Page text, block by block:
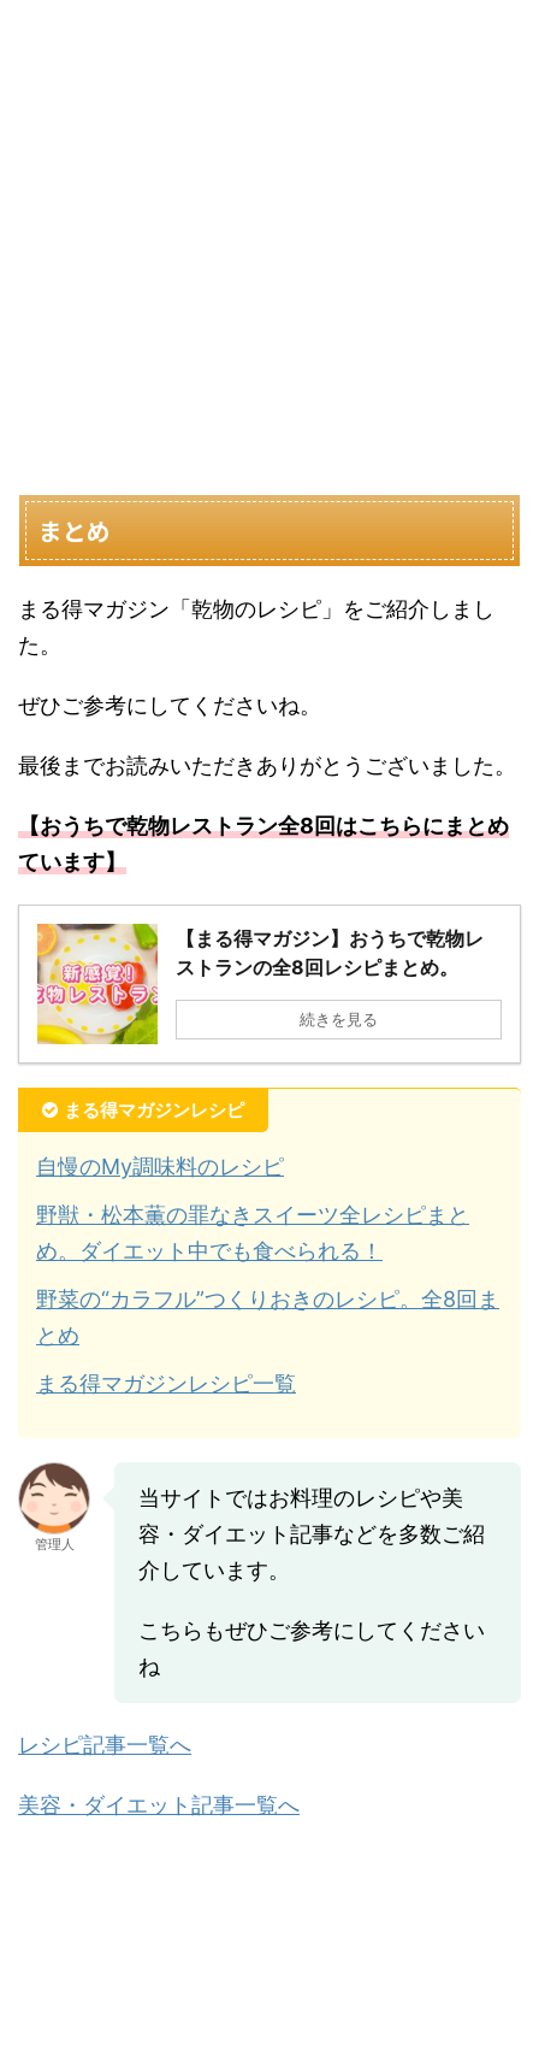
まとめ
まる得マガジン「乾物のレシピ」をご紹介しまし
た。
ぜひご参考にしてくださいね。
最後までお読みいただきありがとうございました。
【おうちで乾物レストラン全8回はこちらにまとめ
ています】
【まる得マガジン】おうちで乾物レ
ストランの全8回レシピまとめ。
続きを見る
まる得マガジンレシピ
自慢のMy調味料のレシピ
野獣・松本薫の罪なきスイーツ全レシピまと
め。ダイエット中でも食べられる！
野菜の“カラフル”つくりおきのレシピ。全8回ま
とめ
まる得マガジンレシピ一覧
管理人
当サイトではお料理のレシピや美
容・ダイエット記事などを多数ご紹
介しています。
こちらもぜひご参考にしてください
ね
レシピ記事一覧へ
美容・ダイエット記事一覧へ